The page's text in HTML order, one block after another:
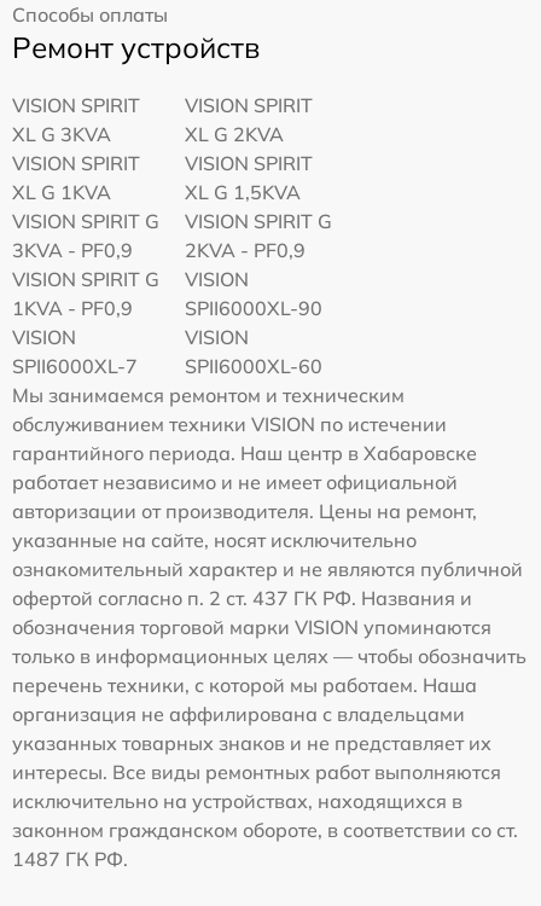
Способы оплаты
Ремонт устройств
VISION SPIRIT
XL G 3KVA
VISION SPIRIT
XL G 2KVA
VISION SPIRIT
XL G 1KVA
VISION SPIRIT
XL G 1,5KVA
VISION SPIRIT G
3KVA - PF0,9
VISION SPIRIT G
2KVA - PF0,9
VISION SPIRIT G
1KVA - PF0,9
VISION
SPII6000XL-90
VISION
SPII6000XL-7
VISION
SPII6000XL-60
Мы занимаемся ремонтом и техническим
обслуживанием техники VISION по истечении
гарантийного периода. Наш центр в Хабаровске
работает независимо и не имеет официальной
авторизации от производителя. Цены на ремонт,
указанные на сайте, носят исключительно
ознакомительный характер и не являются публичной
офертой согласно п. 2 ст. 437 ГК РФ. Названия и
обозначения торговой марки VISION упоминаются
только в информационных целях — чтобы обозначить
перечень техники, с которой мы работаем. Наша
организация не аффилирована с владельцами
указанных товарных знаков и не представляет их
интересы. Все виды ремонтных работ выполняются
исключительно на устройствах, находящихся в
законном гражданском обороте, в соответствии со ст.
1487 ГК РФ.